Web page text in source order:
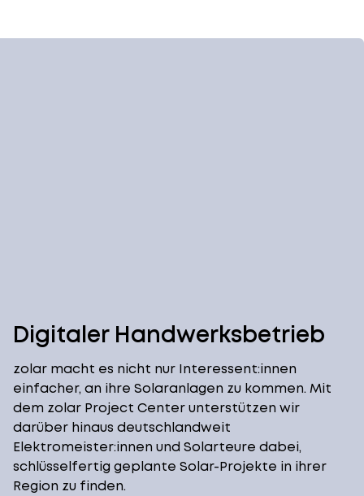
Digitaler Handwerksbetrieb
zolar macht es nicht nur Interessent:innen
einfacher, an ihre Solaranlagen zu kommen. Mit
dem zolar Project Centerunterstützen wir
darüber hinaus deutschlandweit
Elektromeister:innen und Solarteure dabei,
schlüsselfertig geplante Solar-Projekte in ihrer
Region zu finden.